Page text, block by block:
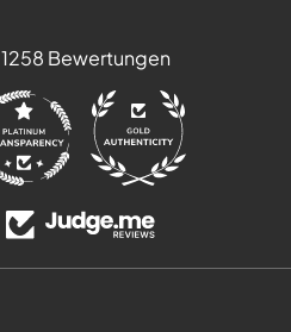
1258 Bewertungen